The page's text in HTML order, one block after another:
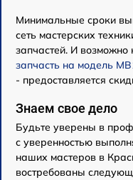
Минимальные сроки
сеть мастерских
запчастей. И
запчасть на модель
- предоставляется
Знаем свое дело
Будьте уверены в
с уверенностью
наших мастеров в
востребованы